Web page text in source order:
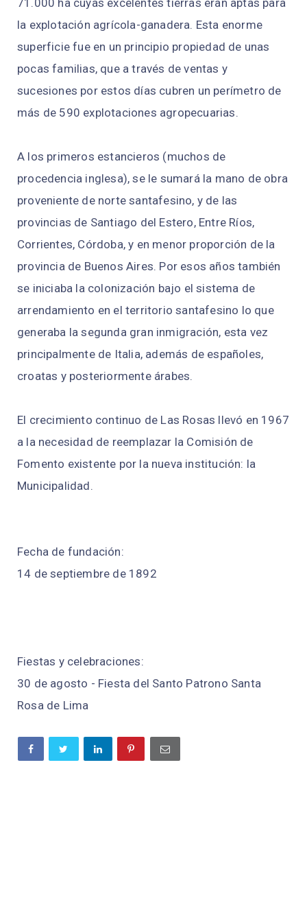
71.000 ha cuyas excelentes tierras eran aptas para
la explotación agrícola-ganadera. Esta enorme
superficie fue en un principio propiedad de unas
pocas familias, que a través de ventas y
sucesiones por estos días cubren un perímetro de
más de 590 explotaciones agropecuarias.
A los primeros estancieros (muchos de
procedencia inglesa), se le sumará la mano de obra
proveniente de norte santafesino, y de las
provincias de Santiago del Estero, Entre Ríos,
Corrientes, Córdoba, y en menor proporción de la
provincia de Buenos Aires. Por esos años también
se iniciaba la colonización bajo el sistema de
arrendamiento en el territorio santafesino lo que
generaba la segunda gran inmigración, esta vez
principalmente de Italia, además de españoles,
croatas y posteriormente árabes.
El crecimiento continuo de Las Rosas llevó en 1967
a la necesidad de reemplazar la Comisión de
Fomento existente por la nueva institución: la
Municipalidad.
Fecha de fundación:
14 de septiembre de 1892
Fiestas y celebraciones:
30 de agosto - Fiesta del Santo Patrono Santa
Rosa de Lima